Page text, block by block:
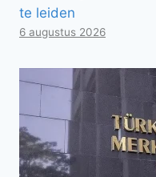
te leiden
6 augustus 2026